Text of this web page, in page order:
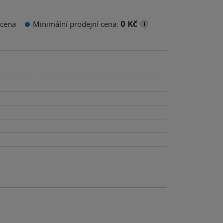
Minimální prodejní cena: 0 Kč